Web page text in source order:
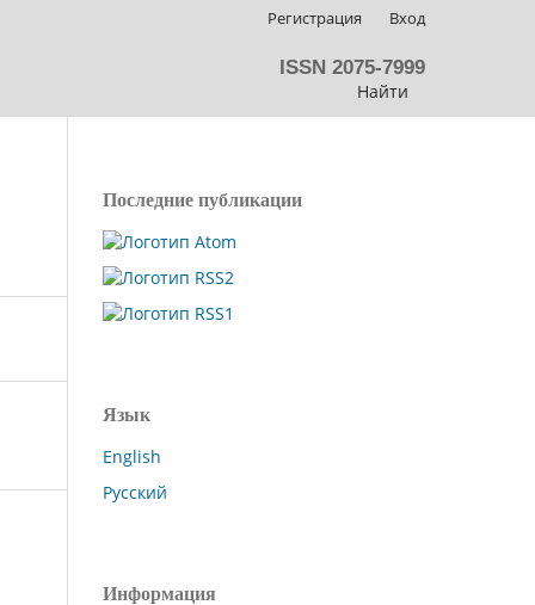
Найти
Регистрация Вход
ISSN 2075-7999
Последние публикации
Язык
English
Русский
Информация